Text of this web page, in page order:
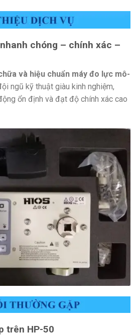
chóng – chính xác –
và hiệu chuẩn máy đo lực mô-
ngũ kỹ thuật giàu kinh nghiệm,
ổn định và đạt độ chính xác cao
trên HP-50